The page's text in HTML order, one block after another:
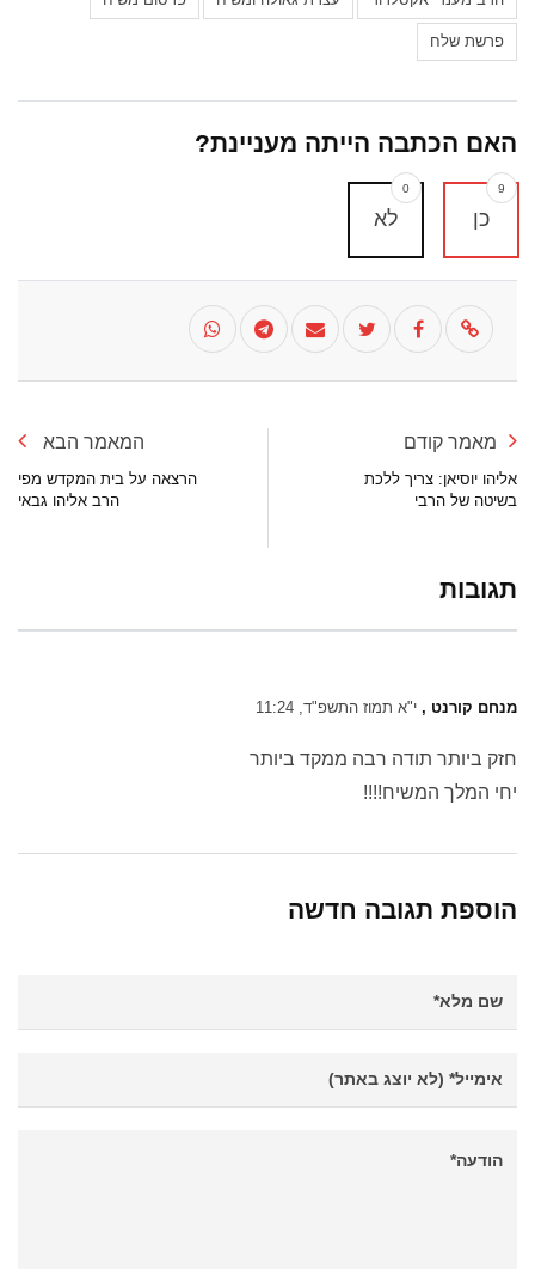
פרשת שלח
האם הכתבה הייתה מעניינת?
כן
9
לא
0
מאמר קודם
אליהו יוסיאן: צריך ללכת
בשיטה של הרבי
המאמר הבא
הרצאה על בית המקדש מפי
הרב אליהו גבאי
תגובות
מנחם קורנט , י"א תמוז התשפ"ד, 11:24
חזק ביותר תודה רבה ממקד ביותר
יחי המלך המשיח!!!!
הוספת תגובה חדשה